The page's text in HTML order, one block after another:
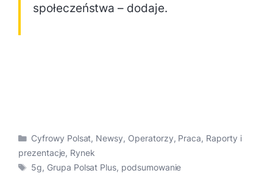
społeczeństwa – dodaje.
Kategorie
Cyfrowy Polsat, Newsy, Operatorzy, Praca, Raporty i
prezentacje, Rynek
Tagi
5g, Grupa Polsat Plus, podsumowanie